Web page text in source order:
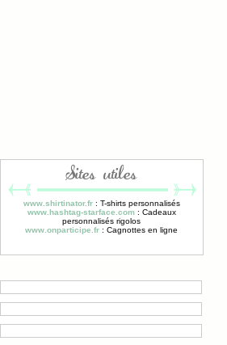
Sites utiles
www.shirtinator.fr : T-shirts personnalisés
www.hashtag-starface.com : Cadeaux
personnalisés rigolos
www.onparticipe.fr : Cagnottes en ligne